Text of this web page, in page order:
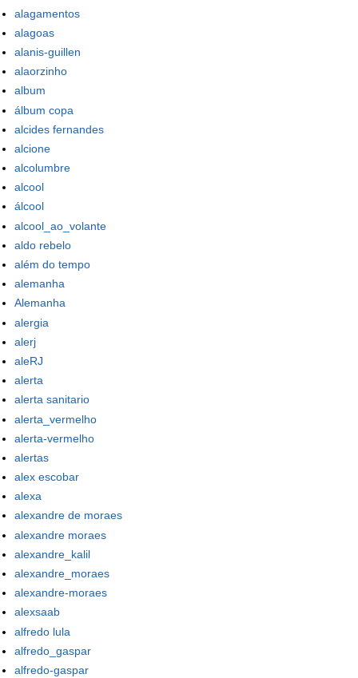
alagamentos
alagoas
alanis-guillen
alaorzinho
album
álbum copa
alcides fernandes
alcione
alcolumbre
alcool
álcool
alcool_ao_volante
aldo rebelo
além do tempo
alemanha
Alemanha
alergia
alerj
aleRJ
alerta
alerta sanitario
alerta_vermelho
alerta-vermelho
alertas
alex escobar
alexa
alexandre de moraes
alexandre moraes
alexandre_kalil
alexandre_moraes
alexandre-moraes
alexsaab
alfredo lula
alfredo_gaspar
alfredo-gaspar